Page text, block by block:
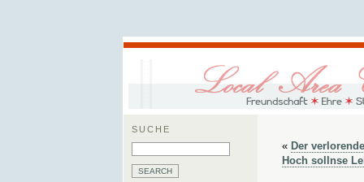
SUCHE
« Der
Hoch sollnse